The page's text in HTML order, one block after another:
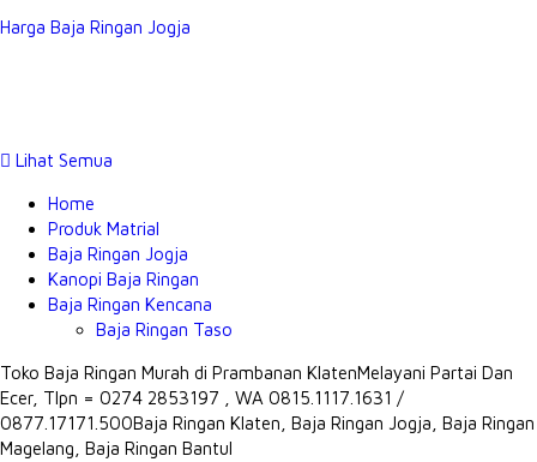
Harga Baja Ringan Jogja
Lihat Semua
Home
Produk Matrial
Baja Ringan Jogja
Kanopi Baja Ringan
Baja Ringan Kencana
Baja Ringan Taso
Toko Baja Ringan Murah di Prambanan KlatenMelayani Partai Dan
Ecer, Tlpn = 0274 2853197 , WA 0815.1117.1631 /
0877.17171.500Baja Ringan Klaten, Baja Ringan Jogja, Baja Ringan
Magelang, Baja Ringan Bantul